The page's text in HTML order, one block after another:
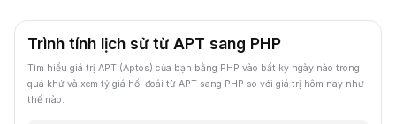
Trình tính lịch sử từ APT sang PHP
Tìm hiểu giá trị APT (Aptos) của bạn bằng PHP vào bất kỳ ngày nào trong
quá khứ và xem tỷ giá hối đoái từ APT sang PHP so với giá trị hôm nay như
thế nào.